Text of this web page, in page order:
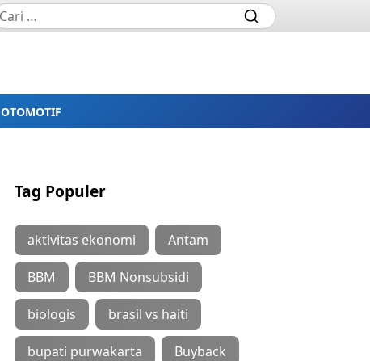
OTOMOTIF
Tag Populer
aktivitas ekonomi Antam
BBM BBM Nonsubsidi
biologis brasil vs haiti
bupati purwakarta Buyback